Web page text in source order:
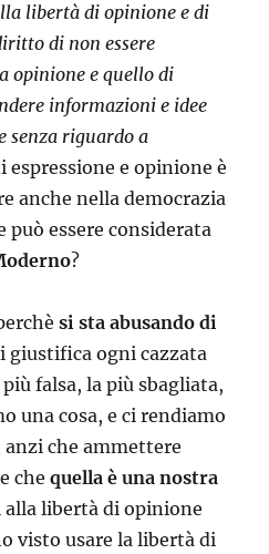
libertà di opinione e di
di non essere
opinione e quello di
informazioni e idee
senza riguardo a
espressione e opinione è
anche nella democrazia
può essere considerata
?
si sta abusando di
giustifica ogni cazzata
falsa, la più sbagliata,
una cosa, e ci rendiamo
anzi che ammettere
chequella è una nostra
alla libertà di opinione
visto usare la libertà di